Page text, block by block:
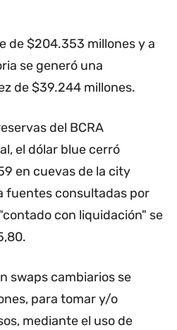
de $204.353 millones y a
se generó una
de $39.244 millones.
del BCRA
el dólar blue cerró
en cuevas de la city
fuentes consultadas por
con liquidación" se
swaps cambiarios se
para tomar y/o
mediante el uso de